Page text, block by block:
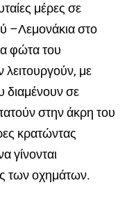
μέρες σε
–Λεμονάκια στο
φώτα του
λειτουργούν, με
διαμένουν σε
στην άκρη του
κρατώντας
γίνονται
των οχημάτων.